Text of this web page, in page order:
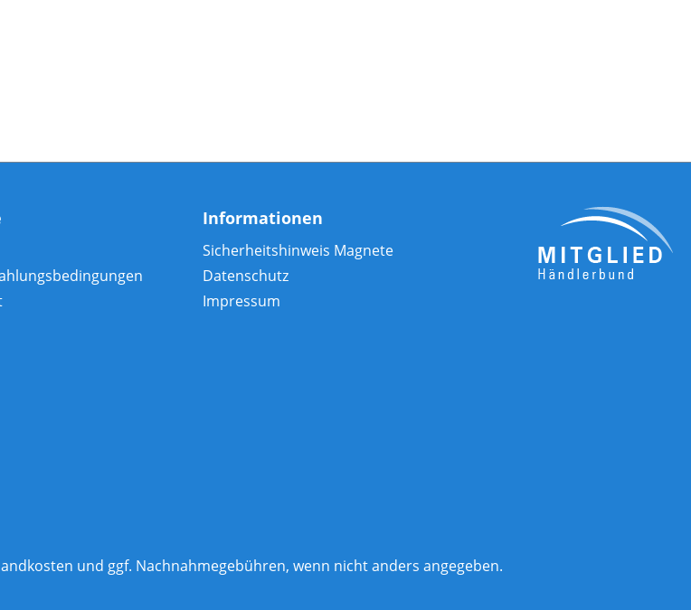
Informationen
Sicherheitshinweis Magnete
Datenschutz
Impressum
und ggf. Nachnahmegebühren, wenn nicht anders angegeben.